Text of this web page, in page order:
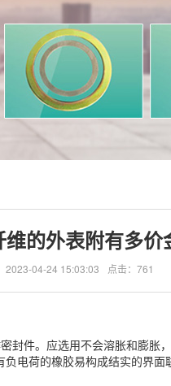
的外表附有多价
2023-04-24 15:03:03 点击：761
封件。应选用不会溶胀和膨胀
电荷的橡胶易构成结实的界